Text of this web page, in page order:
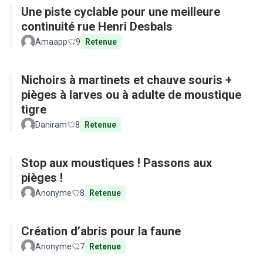
Une piste cyclable pour une meilleure
continuité rue Henri Desbals
Amaapp 9 Retenue
Nichoirs à martinets et chauve souris +
pièges à larves ou à adulte de moustique
tigre
Daniram 8 Retenue
Stop aux moustiques ! Passons aux
pièges !
Anonyme 8 Retenue
Création d’abris pour la faune
Anonyme 7 Retenue